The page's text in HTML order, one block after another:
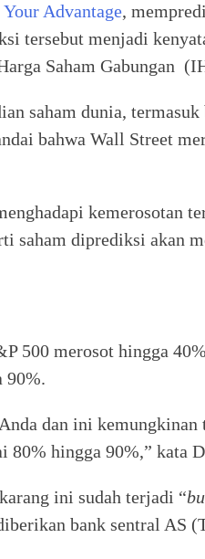
Advantage,
tersebut menjadi
Saham Gabungan
saham dunia, termasuk
bahwa Wall Street
kemerosotan
saham diprediksi akan
500 merosot hingga
90%.
dan ini kemungkinan
80% hingga 90%,” kata
ini sudah terjadi “
bank sentral AS